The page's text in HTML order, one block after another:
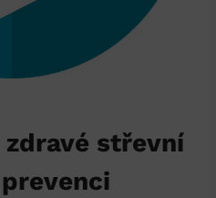
střevní